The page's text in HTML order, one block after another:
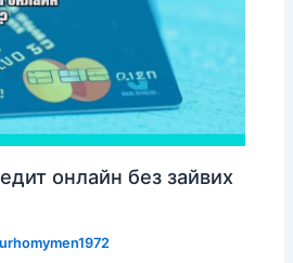
онлайн без зайвих